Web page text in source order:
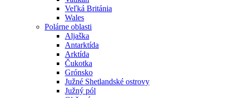
Veľká Británia
Wales
Polárne oblasti
Aljaška
Antarktída
Arktída
Čukotka
Grónsko
Južné Shetlandské ostrovy
Južný pól